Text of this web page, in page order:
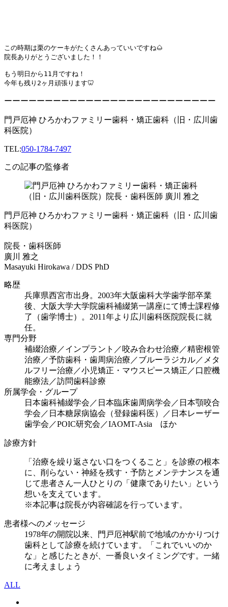
この時期は栗のケーキがたくさんあっていいですね🌰
院長ありがとうございました！！
もう明日から11月ですね！
今年も残り2ヶ月頑張ります🦷
ーーーーーーーーーーーーーーーーーーーーーーーーーー
門戸厄神 ひろかわファミリー歯科・矯正歯科（旧・広川歯
科医院）
TEL:050-1784-7497
この記事の監修者
門戸厄神 ひろかわファミリー歯科・矯正歯科（旧・広川歯
科医院）
院長・歯科医師
廣川 雅之
Masayuki Hirokawa / DDS PhD
略歴
兵庫県西宮市出身。2003年大阪歯科大学歯学部卒業
後、大阪大学大学院歯科補綴第一講座にて博士課程修
了（歯学博士）。2011年より広川歯科医院院長に就
任。
専門分野
補綴治療／インプラント／咬み合わせ治療／精密根管
治療／予防歯科・歯周病治療／ブルーラジカル／メタ
ルフリー治療／小児矯正・マウスピース矯正／口腔機
能療法／訪問歯科診療
所属学会・グループ
日本歯科補綴学会／日本臨床歯周病学会／日本顎咬合
学会／日本糖尿病協会（登録歯科医）／日本レーザー
歯学会／POIC研究会／IAOMT-Asia ほか
診療方針
「治療を繰り返さない口をつくること」を診療の根本
に、削らない・神経を残す・予防とメンテナンスを通
じて患者さん一人ひとりの「健康でありたい」という
想いを支えています。
※本記事は院長が内容確認を行っています。
患者様へのメッセージ
1978年の開院以来、門戸厄神駅前で地域のかかりつけ
歯科として診療を続けています。「これでいいのか
な」と感じたときが、一番良いタイミングです。一緒
に考えましょう
ALL